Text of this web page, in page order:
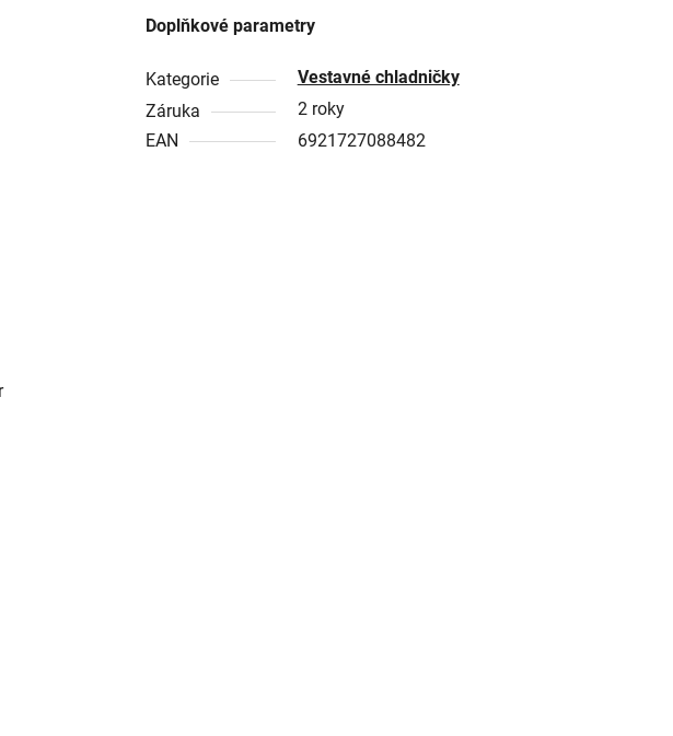
Doplňkové parametry
Kategorie
Vestavné chladničky
Záruka
2 roky
EAN
6921727088482